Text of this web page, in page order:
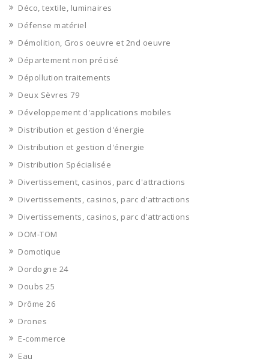
Déco, textile, luminaires
Défense matériel
Démolition, Gros oeuvre et 2nd oeuvre
Département non précisé
Dépollution traitements
Deux Sèvres 79
Développement d'applications mobiles
Distribution et gestion d'énergie
Distribution et gestion d'énergie
Distribution Spécialisée
Divertissement, casinos, parc d'attractions
Divertissements, casinos, parc d'attractions
Divertissements, casinos, parc d'attractions
DOM-TOM
Domotique
Dordogne 24
Doubs 25
Drôme 26
Drones
E-commerce
Eau